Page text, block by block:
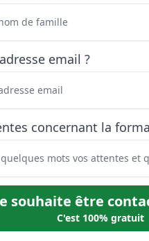
email ?
concernant la
souhaite être
C'est 100% gratuit